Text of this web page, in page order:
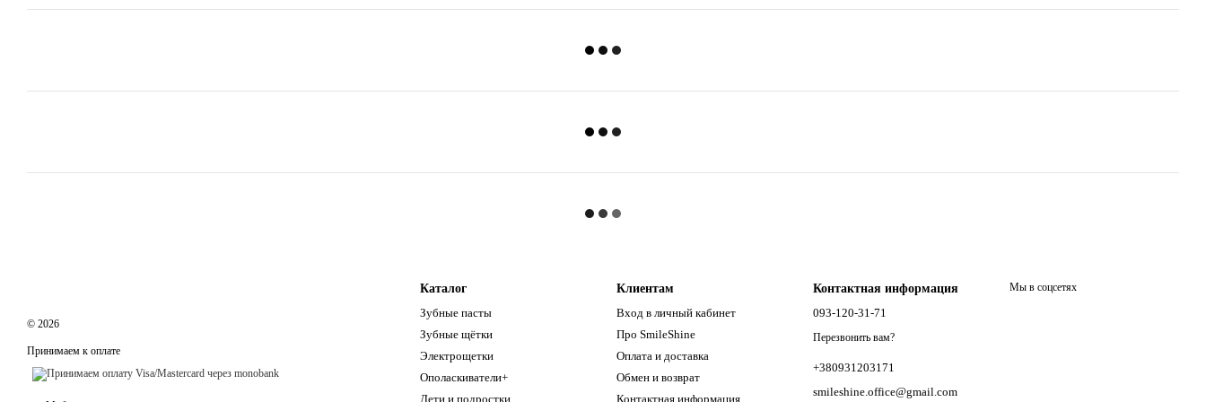
© 2026
Принимаем к оплате
Каталог
Зубные пасты
Зубные щётки
Электрощетки
Ополаскиватели+
Дети и подростки
Клиентам
Вход в личный кабинет
Про SmileShine
Оплата и доставка
Обмен и возврат
Контактная информация
Контактная информация
093-120-31-71
Перезвонить вам?
+380931203171
smileshine.office@gmail.com
Мы в соцсетях